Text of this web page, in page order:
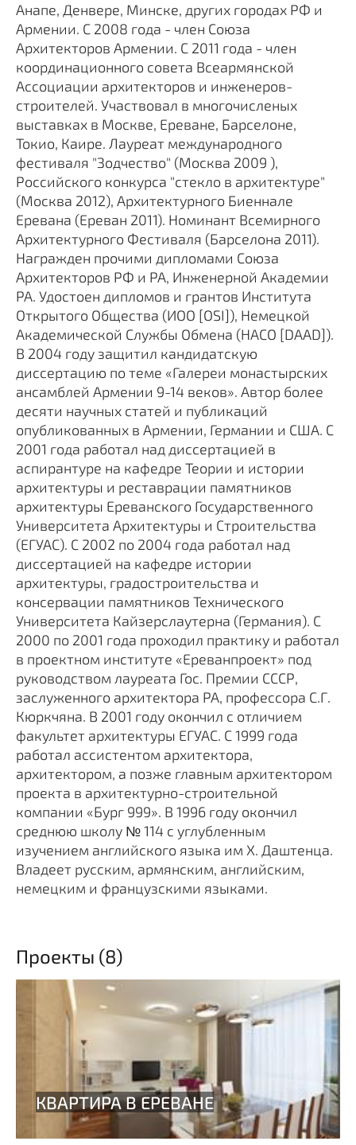
Анапе, Денвере, Минске, других городах РФ и
Армении. C 2008 года - член Союза
Архитекторов Армении. С 2011 года - член
координационного совета Всеармянской
Ассоциации архитекторов и инженеров-
строителей. Участвовал в многочисленых
выставках в Москве, Ереване, Барселоне,
Токио, Каире. Лауреат международного
фестиваля "Зодчество" (Москва 2009 ),
Российского конкурса "стекло в архитектуре"
(Москва 2012), Архитектурного Биеннале
Еревана (Ереван 2011). Номинант Всемирного
Архитектурного Фестиваля (Барселона 2011).
Награжден прочими дипломами Союза
Архитекторов РФ и РА, Инженерной Академии
РА. Удостоен дипломов и грантов Института
Открытого Общества (ИОО [OSI]), Немецкой
Академической Службы Обмена (НАСО [DAAD]).
В 2004 году защитил кандидатскую
диссертацию по теме «Галереи монастырских
ансамблей Армении 9-14 веков». Автор более
десяти научных статей и публикаций
опубликованных в Армении, Германии и США. С
2001 года работал над диссертацией в
аспирантуре на кафедре Теории и истории
архитектуры и реставрации памятников
архитектуры Ереванского Государственного
Университета Архитектуры и Строительства
(ЕГУАС). С 2002 по 2004 года работал над
диссертацией на кафедре истории
архитектуры, градостроительства и
консервации памятников Технического
Университета Кайзерслаутерна (Германия). С
2000 по 2001 года проходил практику и работал
в проектном институте «Ереванпроект» под
руководством лауреата Гос. Премии СССР,
заслуженного архитектора РА, профессора С.Г.
Кюркчяна. В 2001 году окончил с отличием
факультет архитектуры ЕГУАС. С 1999 года
работал ассистентом архитектора,
архитектором, а позже главным архитектором
проекта в архитектурно-строительной
компании «Бург 999». В 1996 году окончил
среднюю школу № 114 с углубленным
изучением английского языка им Х. Даштенца.
Владеет русским, армянским, английским,
немецким и французскими языками.
Проекты (8)